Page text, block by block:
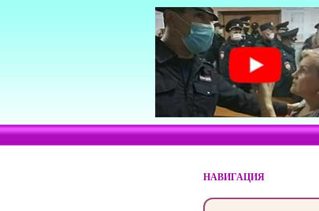
НАВИГАЦИЯ